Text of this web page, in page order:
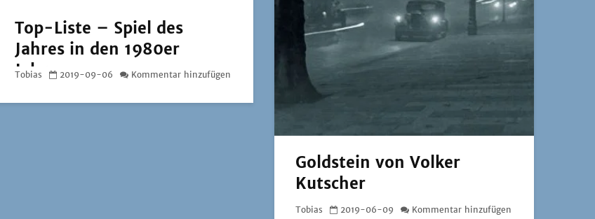
Top-Liste – Spiel des
Jahres in den 1980er
Jahren
Tobias 2019-09-06 Kommentar hinzufügen
Goldstein von Volker
Kutscher
Tobias 2019-06-09 Kommentar hinzufügen